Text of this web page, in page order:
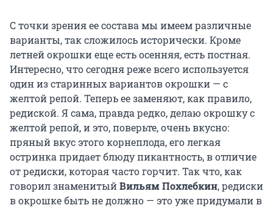
С точки зрения ее состава мы имеем различные
варианты, так сложилось исторически. Кроме
летней окрошки еще есть осенняя, есть постная.
Интересно, что сегодня реже всего используется
один из старинных вариантов окрошки — с
желтой репой. Теперь ее заменяют, как правило,
редиской. Я сама, правда редко, делаю окрошку с
желтой репой, и это, поверьте, очень вкусно:
пряный вкус этого корнеплода, его легкая
остринка придает блюду пикантность, в отличие
от редиски, которая часто горчит. Так что, как
говорил знаменитыйВильям Похлебкин, редиски
в окрошке быть не должно — это уже придумали в